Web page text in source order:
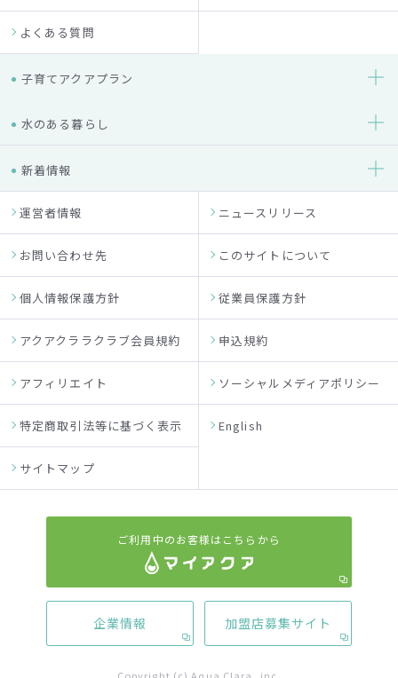
よくある質問
子育てアクアプラン
水のある暮らし
新着情報
運営者情報 ニュースリリース
お問い合わせ先 このサイトについて
個人情報保護方針 従業員保護方針
アクアクララクラブ会員規約 申込規約
アフィリエイト ソーシャルメディアポリシー
特定商取引法等に基づく表示 English
サイトマップ
ご利用中のお客様はこちらから
企業情報 加盟店募集サイト